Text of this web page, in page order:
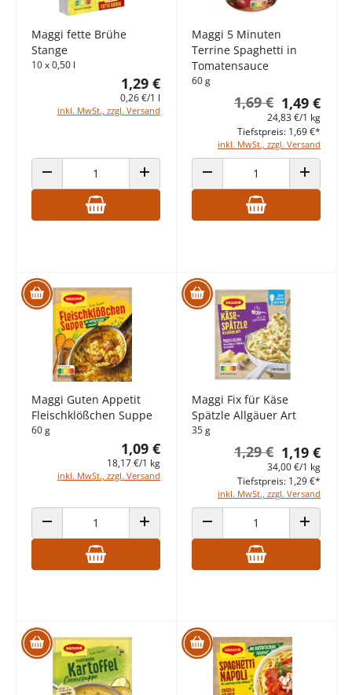
Maggi fette Brühe
Stange
10 x 0,50 l
1,29 €
0,26 €/1 l
inkl. MwSt., zzgl. Versand
ANZAHL VERRINGERN ANZAHL ERHÖHEN
Maggi 5 Minuten
Terrine Spaghetti in
Tomatensauce
60 g
1,49 €
1,69 €
24,83 €/1 kg
inkl. MwSt., zzgl. Versand
Tiefstpreis: 1,69 €*
ANZAHL VERRINGERN ANZAHL
Maggi Guten Appetit
Fleischklößchen Suppe
60 g
1,09 €
18,17 €/1 kg
inkl. MwSt., zzgl. Versand
ANZAHL VERRINGERN ANZAHL ERHÖHEN
Maggi Fix für Käse
Spätzle Allgäuer Art
35 g
1,19 €
1,29 €
34,00 €/1 kg
inkl. MwSt., zzgl. Versand
Tiefstpreis: 1,29 €*
ANZAHL VERRINGERN ANZAHL